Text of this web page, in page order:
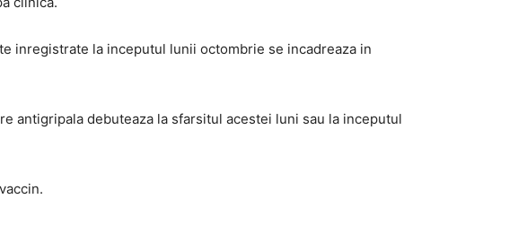
inregistrate la inceputul lunii octombrie se incadreaza in
antigripala debuteaza la sfarsitul acestei luni sau la inceputul